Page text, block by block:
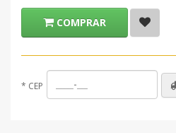
COMPRAR
* CEP